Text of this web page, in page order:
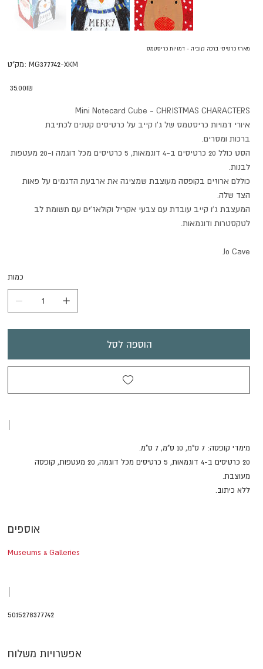
מארז כרטיסי ברכה קוביה - דמויות כריסטמס
מק"ט: MG377742-
MG377742-XKM
‏35.00 ‏₪
Mini Notecard Cube - CHRISTMAS CHARACTERS
איורי דמויות כריסטמס של ג'ו קייב על כרטיסים קטנים לכתיבת
ברכות ומסרים.
הסט כולל 20 כרטיסים ב-4 דוגמאות, 5 כרטיסים מכל דוגמה ו-20 מעטפות
לבנות.
כוללם ארוזים בקופסה מעוצבת שמציגה את ארבעת הדגמים על פאות
הצד שלה.
המעצבת ג'ו קייב עובדת עם צבעי אקריל וקולאז'ים עם תשומת לב
לטקסטרות ודוגמאות.
Jo Cave
כמות
הוספה לסל
|
מימדי קופסה: 7 ס"מ, 10 ס"מ, 7 ס"מ.
20 כרטיסים ב-4 דוגמאות, 5 כרטיסים מכל דוגמה, 20 מעטפות, קופסה
מעוצבת.
ללא כיתוב.
אוספים
Museums & Galleries
|
5015278377742
אפשרויות משלוח